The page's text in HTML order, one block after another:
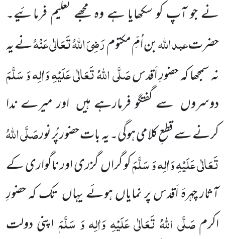
نے جو آپ کو سکھایا ہے وہ مجھے تعلیم فرمائیے۔
حضرتعبداللّٰہبن اُمِّ مکتومرَضِیَ اللّٰہُ تَعَالٰی عَنْہُنے یہ
نہ سمجھا کہ حضورِ اَقدسصَلَّی اللّٰہُ تَعَالٰی عَلَیْہِ وَاٰلِہ وَ سَلَّمَ
دوسروں سے گفتگو فرمارہے ہیں اور میرے ندا
کرنے سے قطعِ کلامی ہوگی۔ یہ بات حضور پُر نورصَلَّی اللّٰہُ
تَعَالٰی عَلَیْہِ وَاٰلِہ وَ سَلَّمَکو گراںگزریاور ناگواریکے
آثار چہرۂ اَقدس پر نمایاں ہوئے یہاںتک کہ حضورِ
اکرمصَلَّی اللّٰہُ تَعَالٰی عَلَیْہِ وَاٰلِہ وَ سَلَّمَاپنیدولت